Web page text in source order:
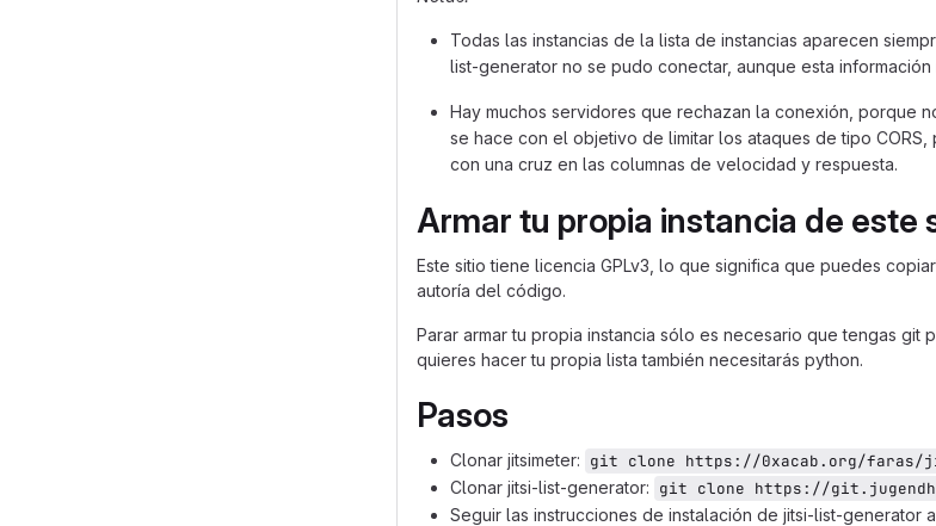
Todas las instancias de la lista de instancias aparecen
list-generator no se pudo conectar, aunque esta
Hay muchos servidores que rechazan la conexión, porque
se hace con el objetivo de limitar los ataques de tipo
con una cruz en las columnas de velocidad y respuesta.
Armar tu propia instancia de este
Este sitio tiene licencia GPLv3, lo que significa que puedes
autoría del código.
Parar armar tu propia instancia sólo es necesario que tengas
quieres hacer tu propia lista también necesitarás python.
Pasos
Clonar jitsimeter: git clone https://0xacab.org/faras/
Clonar jitsi-list-generator: git clone https://
Seguir las instrucciones de instalación de jitsi-list-generator